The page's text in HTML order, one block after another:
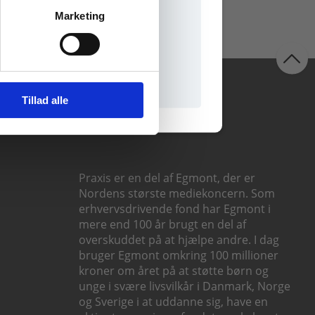
Marketing
Tillad alle
Praxis er en del af Egmont, der er
Nordens største mediekoncern. Som
erhvervsdrivende fond har Egmont i
mere end 100 år brugt en del af
overskuddet på at hjælpe andre. I dag
bruger Egmont omkring 100 millioner
kroner om året på at støtte børn og
unge i svære livsvilkår i Danmark, Norge
og Sverige i at uddanne sig, have en